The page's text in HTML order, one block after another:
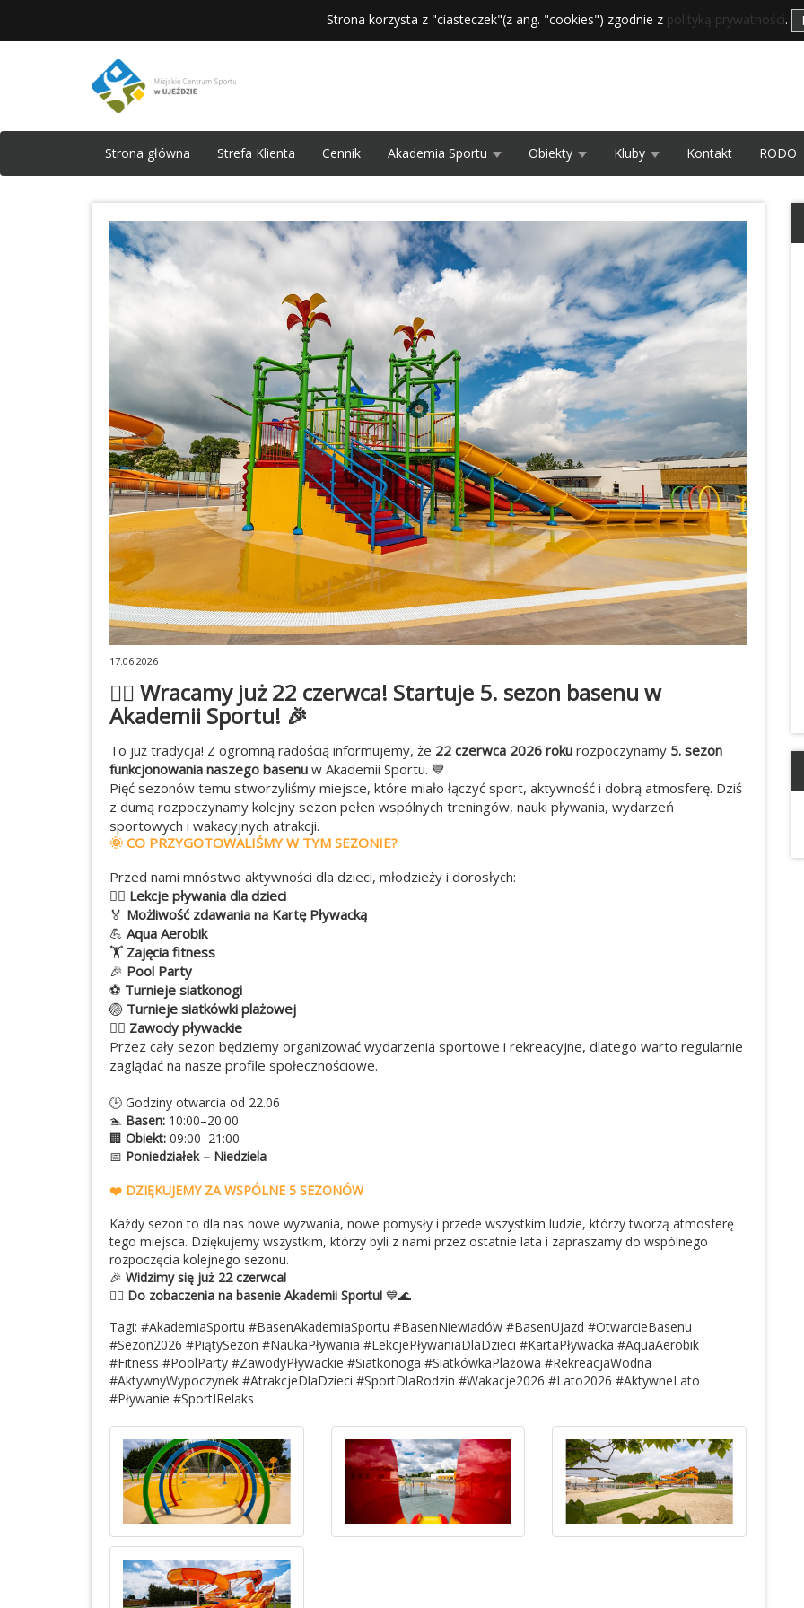
Strona korzysta z "ciasteczek"(z ang. "cookies") zgodnie z polityką prywatności.
Strona główna Strefa Klienta Cennik Akademia Sportu Obiekty Kluby Kontakt RODO
17.06.2026
🏊‍♂️ Wracamy już 22 czerwca! Startuje 5. sezon basenu w
Akademii Sportu! 🎉
To już tradycja! Z ogromną radością informujemy, że 22 czerwca 2026 roku rozpoczynamy 5. sezon
funkcjonowania naszego basenu w Akademii Sportu. 💙
Pięć sezonów temu stworzyliśmy miejsce, które miało łączyć sport, aktywność i dobrą atmosferę. Dziś
z dumą rozpoczynamy kolejny sezon pełen wspólnych treningów, nauki pływania, wydarzeń
sportowych i wakacyjnych atrakcji.
🌞 CO PRZYGOTOWALIŚMY W TYM SEZONIE?
Przed nami mnóstwo aktywności dla dzieci, młodzieży i dorosłych:
🏊‍♀️ Lekcje pływania dla dzieci
🏅 Możliwość zdawania na Kartę Pływacką
💪 Aqua Aerobik
🏋️ Zajęcia fitness
🎉 Pool Party
⚽ Turnieje siatkonogi
🏐 Turnieje siatkówki plażowej
🏊‍♂️ Zawody pływackie
Przez cały sezon będziemy organizować wydarzenia sportowe i rekreacyjne, dlatego warto regularnie
zaglądać na nasze profile społecznościowe.
🕒 Godziny otwarcia od 22.06
🏊 Basen: 10:00–20:00
🏢 Obiekt: 09:00–21:00
📅 Poniedziałek – Niedziela
❤️ DZIĘKUJEMY ZA WSPÓLNE 5 SEZONÓW
Każdy sezon to dla nas nowe wyzwania, nowe pomysły i przede wszystkim ludzie, którzy tworzą atmosferę
tego miejsca. Dziękujemy wszystkim, którzy byli z nami przez ostatnie lata i zapraszamy do wspólnego
rozpoczęcia kolejnego sezonu.
🎉 Widzimy się już 22 czerwca!
🏊‍♂️ Do zobaczenia na basenie Akademii Sportu! 💙🌊
Tagi: #AkademiaSportu #BasenAkademiaSportu #BasenNiewiadów #BasenUjazd #OtwarcieBasenu
#Sezon2026 #PiątySezon #NaukaPływania #LekcjePływaniaDlaDzieci #KartaPływacka #AquaAerobik
#Fitness #PoolParty #ZawodyPływackie #Siatkonoga #SiatkówkaPlażowa #RekreacjaWodna
#AktywnyWypoczynek #AtrakcjeDlaDzieci #SportDlaRodzin #Wakacje2026 #Lato2026 #AktywneLato
#Pływanie #SportIRelaks